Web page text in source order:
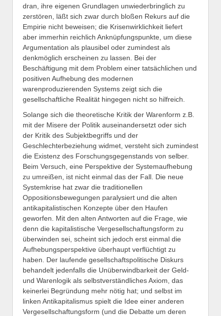
dran, ihre eigenen Grundlagen unwiederbringlich zu
zerstören, läßt sich zwar durch bloßen Rekurs auf die
Empirie nicht beweisen; die Krisenwirklichkeit liefert
aber immerhin reichlich Anknüpfungspunkte, um diese
Argumentation als plausibel oder zumindest als
denkmöglich erscheinen zu lassen. Bei der
Beschäftigung mit dem Problem einer tatsächlichen und
positiven Aufhebung des modernen
warenproduzierenden Systems zeigt sich die
gesellschaftliche Realität hingegen nicht so hilfreich.
Solange sich die theoretische Kritik der Warenform z.B.
mit der Misere der Politik auseinandersetzt oder sich
der Kritik des Subjektbegriffs und der
Geschlechterbeziehung widmet, versteht sich zumindest
die Existenz des Forschungsgegenstands von selber.
Beim Versuch, eine Perspektive der Systemaufhebung
zu umreißen, ist nicht einmal das der Fall. Die neue
Systemkrise hat zwar die traditionellen
Oppositionsbewegungen paralysiert und die alten
antikapitalistischen Konzepte über den Haufen
geworfen. Mit den alten Antworten auf die Frage, wie
denn die kapitalistische Vergesellschaftungsform zu
überwinden sei, scheint sich jedoch erst einmal die
Aufhebungsperspektive überhaupt verflüchtigt zu
haben. Der laufende gesellschaftspolitische Diskurs
behandelt jedenfalls die Unüberwindbarkeit der Geld-
und Warenlogik als selbstverständliches Axiom, das
keinerlei Begründung mehr nötig hat; und selbst im
linken Antikapitalismus spielt die Idee einer anderen
Vergesellschaftungsform (und die Debatte um deren